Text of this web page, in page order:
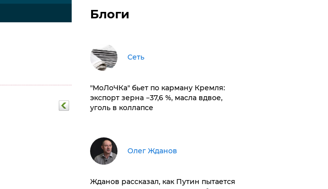
Блоги
Сеть
​"МоЛоЧКа" бьет по карману Кремля:
экспорт зерна −37,6 %, масла вдвое,
уголь в коллапсе
Олег Жданов
Жданов рассказал, как Путин пытается